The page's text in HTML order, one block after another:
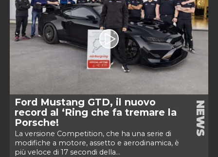
Ford Mustang GTD, il nuovo
record al ‘Ring che fa tremare la
Porsche!
La versione Competition, che ha una serie di
modifiche a motore, assetto e aerodinamica, è
più veloce di 17 secondi della...
NEWS